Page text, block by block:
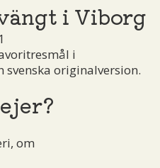
i Viborg
i
originalversion.
om